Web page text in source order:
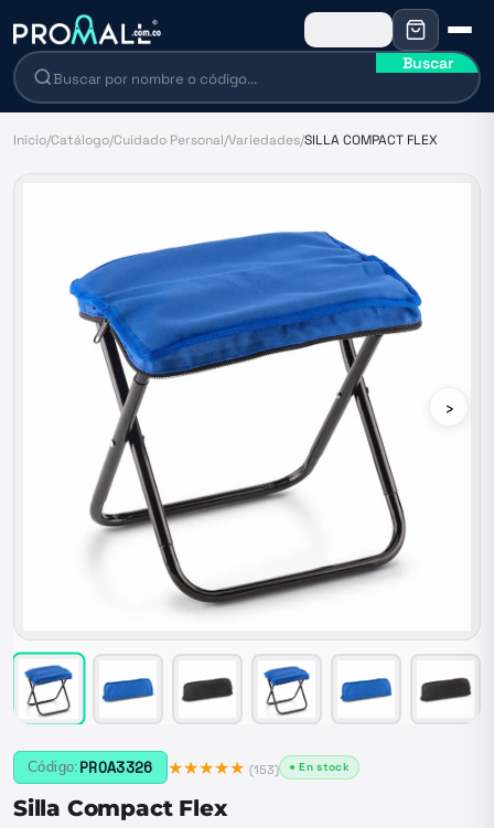
Buscar
Inicio/Catálogo/Cuidado Personal/Variedades/SILLA COMPACT FLEX
›
Código: PROA3326 ★★★★★ (153) ● En stock
Silla Compact Flex